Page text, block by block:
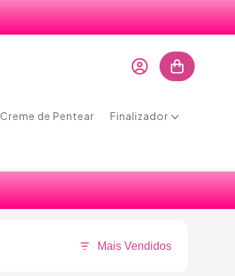
Creme de Pentear Finalizador